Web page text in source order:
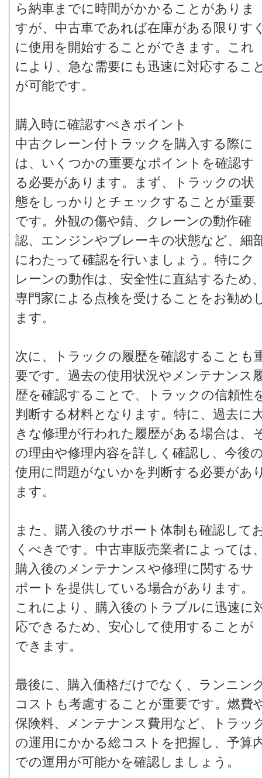
ら納車までに時間がかかることがありま
すが、中古車であれば在庫がある限りす
に使用を開始することができます。これ
により、急な需要にも迅速に対応するこ
が可能です。
購入時に確認すべきポイント
中古クレーン付トラックを購入する際に
は、いくつかの重要なポイントを確認す
る必要があります。まず、トラックの状
態をしっかりとチェックすることが重要
です。外観の傷や錆、クレーンの動作確
認、エンジンやブレーキの状態など、細
にわたって確認を行いましょう。特にク
レーンの動作は、安全性に直結するため
専門家による点検を受けることをお勧め
ます。
次に、トラックの履歴を確認することも
要です。過去の使用状況やメンテナンス
歴を確認することで、トラックの信頼性
判断する材料となります。特に、過去に
きな修理が行われた履歴がある場合は、
の理由や修理内容を詳しく確認し、今後
使用に問題がないかを判断する必要があ
ます。
また、購入後のサポート体制も確認して
くべきです。中古車販売業者によっては
購入後のメンテナンスや修理に関するサ
ポートを提供している場合があります。
これにより、購入後のトラブルに迅速に
応できるため、安心して使用することが
できます。
最後に、購入価格だけでなく、ランニン
コストも考慮することが重要です。燃費
保険料、メンテナンス費用など、トラッ
の運用にかかる総コストを把握し、予算
での運用が可能かを確認しましょう。